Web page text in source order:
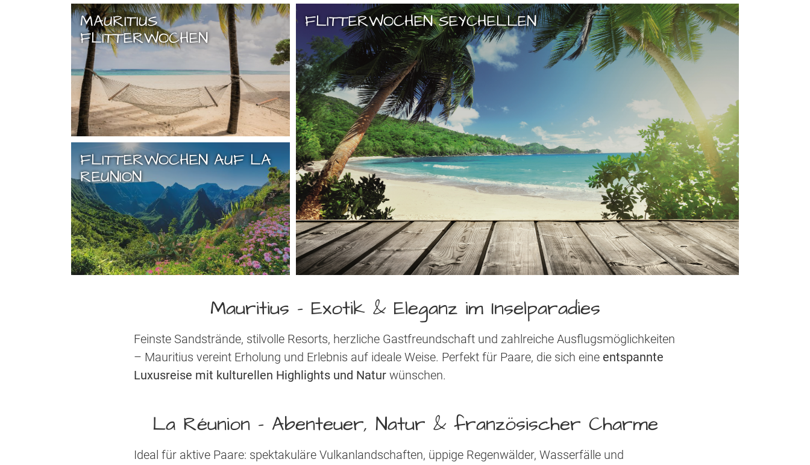
MAURITIUS
FLITTERWOCHEN
FLITTERWOCHEN SEYCHELLEN
FLITTERWOCHEN AUF LA
REUNION
Mauritius - Exotik & Eleganz im Inselparadies
Feinste Sandstrände, stilvolle Resorts, herzliche Gastfreundschaft und zahlreiche Ausflugsmöglichkeiten
– Mauritius vereint Erholung und Erlebnis auf ideale Weise. Perfekt für Paare, die sich eine entspannte
Luxusreise mit kulturellen Highlights und Natur wünschen.
La Réunion - Abenteuer, Natur & französischer Charme
Ideal für aktive Paare: spektakuläre Vulkanlandschaften, üppige Regenwälder, Wasserfälle und